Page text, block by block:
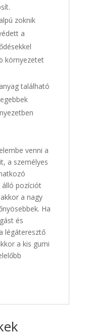
zoknik
a
környezetet
található
venni a
a személyes
álló pozíciót
a nagy
Ha
és
légáteresztő
a kis gumi